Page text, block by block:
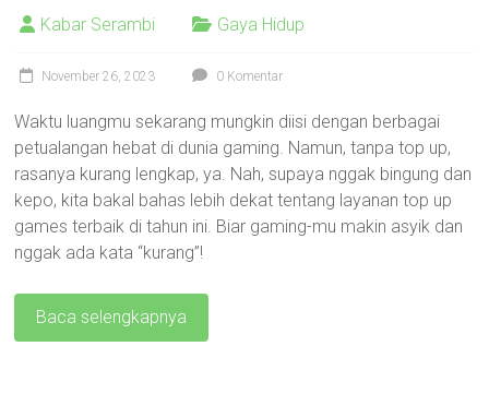
Kabar Serambi Gaya Hidup
November 26, 2023 0 Komentar
Waktu luangmu sekarang mungkin diisi dengan berbagai
petualangan hebat di dunia gaming. Namun, tanpa top up,
rasanya kurang lengkap, ya. Nah, supaya nggak bingung dan
kepo, kita bakal bahas lebih dekat tentang layanan top up
games terbaik di tahun ini. Biar gaming-mu makin asyik dan
nggak ada kata “kurang”!
Baca selengkapnya